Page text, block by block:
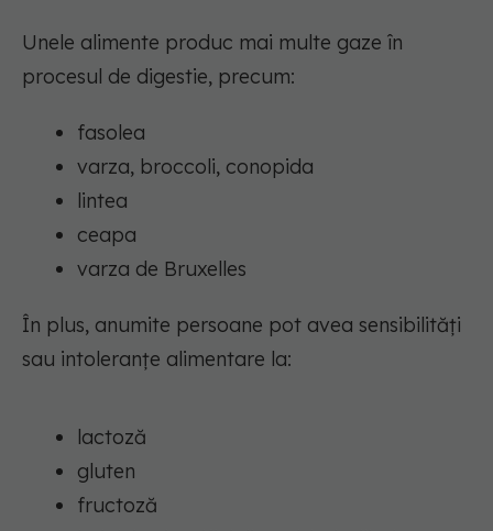
Unele alimente produc mai multe gaze în
procesul de digestie, precum:
fasolea
varza, broccoli, conopida
lintea
ceapa
varza de Bruxelles
În plus, anumite persoane pot avea sensibilități
sau intoleranțe alimentare la:
lactoză
gluten
fructoză